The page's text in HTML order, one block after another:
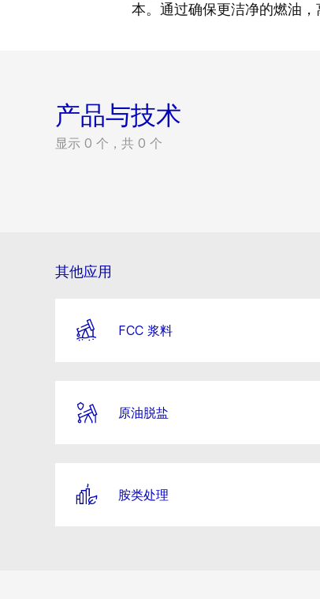
本。通过确保更洁净的燃油
产品与技术
显示 0 个，共 0 个
其他应用
FCC 浆料
原油脱盐
胺类处理